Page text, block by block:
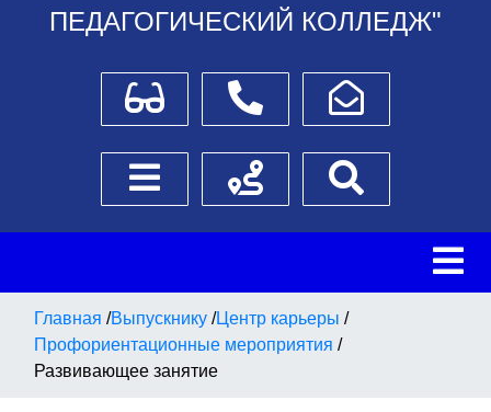
ПЕДАГОГИЧЕСКИЙ КОЛЛЕДЖ"
Для слабовидящихТелефоныНаписать обращение
Боковое менюСхема проезда
Главная /Выпускнику /Центр карьеры /
Профориентационные мероприятия /
Развивающее занятие